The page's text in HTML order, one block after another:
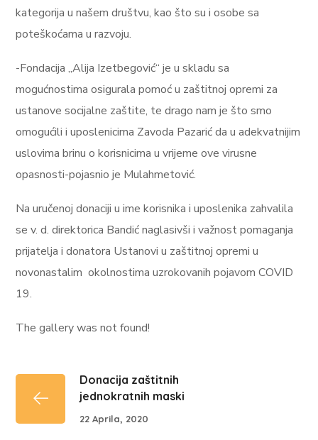
kategorija u našem društvu, kao što su i osobe sa
poteškoćama u razvoju.
-Fondacija „Alija Izetbegović“ je u skladu sa
mogućnostima osigurala pomoć u zaštitnoj opremi za
ustanove socijalne zaštite, te drago nam je što smo
omogućili i uposlenicima Zavoda Pazarić da u adekvatnijim
uslovima brinu o korisnicima u vrijeme ove virusne
opasnosti-pojasnio je Mulahmetović.
Na uručenoj donaciji u ime korisnika i uposlenika zahvalila
se v. d. direktorica Bandić naglasivši i važnost pomaganja
prijatelja i donatora Ustanovi u zaštitnoj opremi u
novonastalim okolnostima uzrokovanih pojavom COVID
19.
The gallery was not found!
Donacija zaštitnih
jednokratnih maski
22 Aprila, 2020